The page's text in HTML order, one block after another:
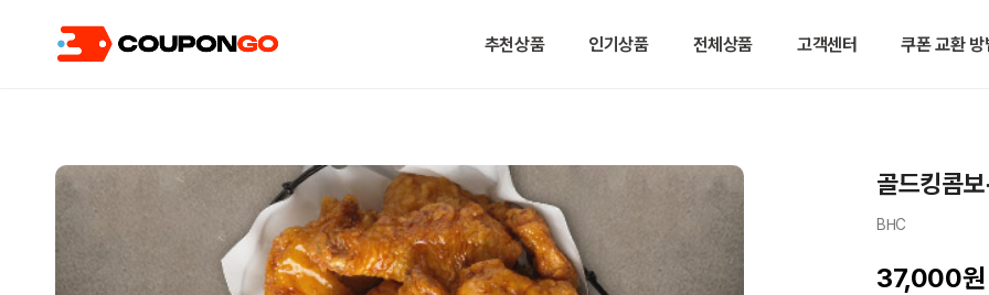
추천상품 인기상품 전체상품 고객센터 쿠폰 교환 방
골드킹콤
BHC
37,000원